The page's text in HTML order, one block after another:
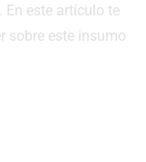
este artículo te
sobre este insumo